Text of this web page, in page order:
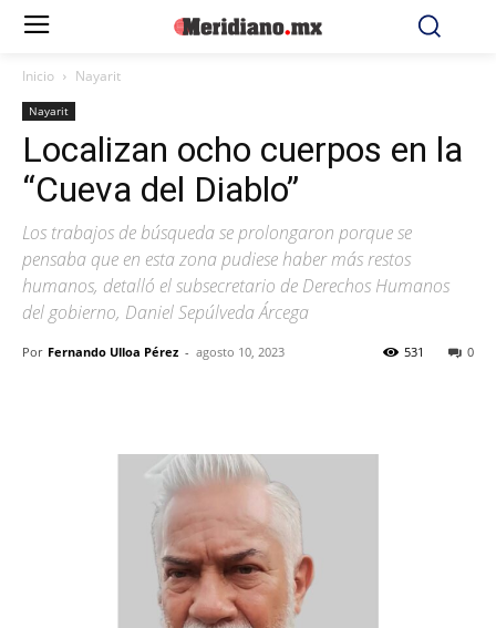
Inicio Nayarit
Nayarit
Localizan ocho cuerpos en la
“Cueva del Diablo”
Los trabajos de búsqueda se prolongaron porque se
pensaba que en esta zona pudiese haber más restos
humanos, detalló el subsecretario de Derechos Humanos
del gobierno, Daniel Sepúlveda Árcega
Por Fernando Ulloa Pérez - agosto 10, 2023 0
531